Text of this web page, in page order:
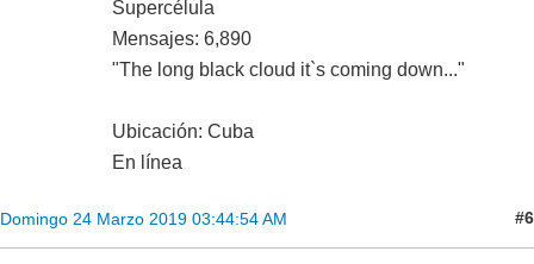
Supercélula
Mensajes: 6,890
"The long black cloud it`s coming down..."
Ubicación: Cuba
En línea
Domingo 24 Marzo 2019 03:44:54 AM #6